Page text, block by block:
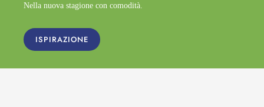
Nella nuova stagione con comodità.
ISPIRAZIONE